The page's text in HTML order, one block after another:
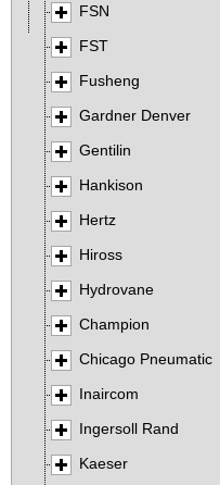
FSN
FST
Fusheng
Gardner Denver
Gentilin
Hankison
Hertz
Hiross
Hydrovane
Champion
Chicago Pneumatic
Inaircom
Ingersoll Rand
Kaeser